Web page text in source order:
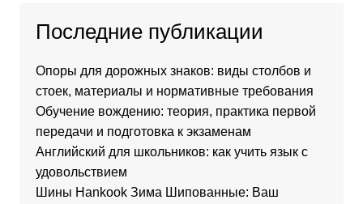
Последние публикации
Опоры для дорожных знаков: виды столбов и
стоек, материалы и нормативные требования
Обучение вождению: теория, практика первой
передачи и подготовка к экзаменам
Английский для школьников: как учить язык с
удовольствием
Шины Hankook Зима Шипованные: Ваш